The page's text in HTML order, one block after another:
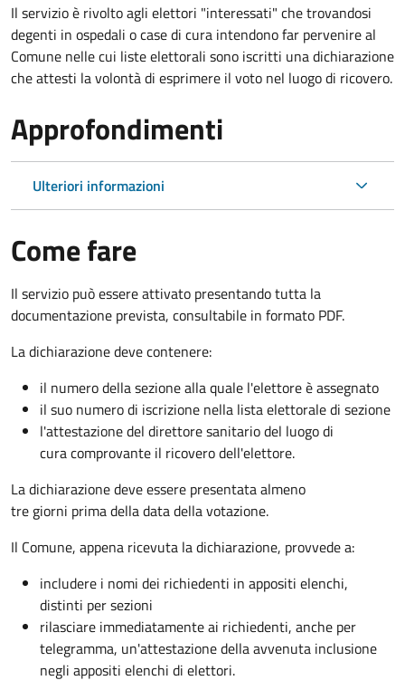
Il servizio è rivolto agli elettori "interessati" che trovandosi
degenti in ospedali o case di cura intendono far pervenire al
Comune nelle cui liste elettorali sono iscritti una dichiarazione
che attesti la volontà di esprimere il voto nel luogo di ricovero.
Approfondimenti
Ulteriori informazioni
Come fare
Il servizio può essere attivato presentando tutta la
documentazione prevista, consultabile in formato PDF.
La dichiarazione deve contenere:
il numero della sezione alla quale l'elettore è assegnato
il suo numero di iscrizione nella lista elettorale di sezione
l'attestazione del direttore sanitario del luogo di
cura comprovante il ricovero dell'elettore.
La dichiarazione deve essere presentata almeno
tre giorni prima della data della votazione.
Il Comune, appena ricevuta la dichiarazione, provvede a:
includere i nomi dei richiedenti in appositi elenchi,
distinti per sezioni
rilasciare immediatamente ai richiedenti, anche per
telegramma, un'attestazione della avvenuta inclusione
negli appositi elenchi di elettori.